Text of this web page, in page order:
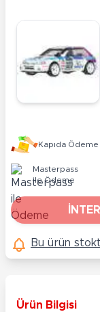
Kapıda Ödeme
Masterpass
ile Ödeme
Bu ürün
Ürün Bilgisi